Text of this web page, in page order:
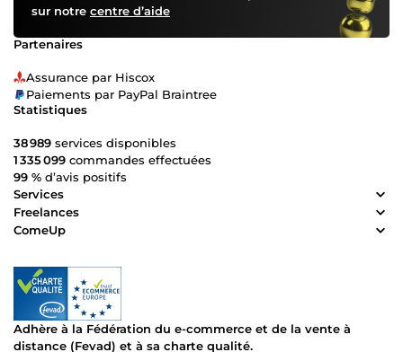
sur notre centre d’aide
Partenaires
Assurance par Hiscox
Paiements par PayPal Braintree
Statistiques
38 989 services disponibles
1 335 099 commandes effectuées
99 % d’avis positifs
Services
Freelances
ComeUp
Adhère à la Fédération du e-commerce et de la vente à
distance (Fevad) et à sa charte qualité.